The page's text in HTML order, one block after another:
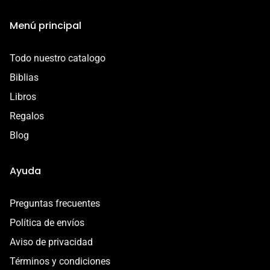
contacto@libreriacristianamadai.com, ¡Te
acompañaremos en el proceso!
Menú principal
Todo nuestro catalogo
Biblias
Libros
Regalos
Blog
Ayuda
Preguntas frecuentes
Política de envíos
Aviso de privacidad
Términos y condiciones